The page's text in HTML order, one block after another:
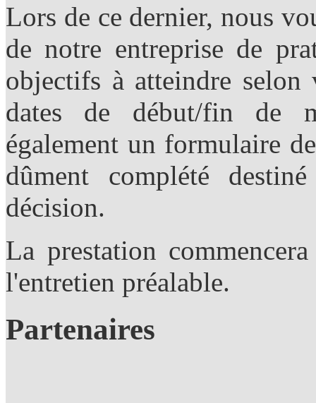
Lors de ce dernier, nous
de notre entreprise de
objectifs à atteindre selon
dates de début/fin de
également un formulaire
dûment complété
décision.
La prestation
l'entretien préalable.
Partenaires